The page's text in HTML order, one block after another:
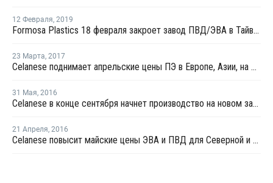
12 Февраля, 2019
Formosa Plastics 18 февраля закроет завод ПВД/ЭВА в Тайване на ремонт
23 Марта, 2017
Celanese поднимает апрельские цены ПЭ в Европе, Азии, на Ближнем Востоке и в Северной и Южной Америке
31 Мая, 2016
Celanese в конце сентября начнет производство на новом заводе ЭВА эмульсий в Сингапуре
21 Апреля, 2016
Celanese повысит майские цены ЭВА и ПВД для Северной и Южной Америки и Азии